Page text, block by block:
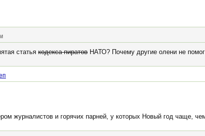
статья кодекса пиратов НАТО? Почему другие олени не
журналистов и горячих парней, у которых Новый год чаще,